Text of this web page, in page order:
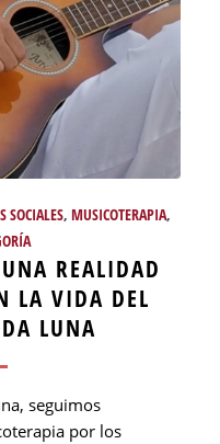
SOCIALES,MUSICOTERAPIA,
REALIDAD
LA VIDA DEL
LUNA
seguimos
por los